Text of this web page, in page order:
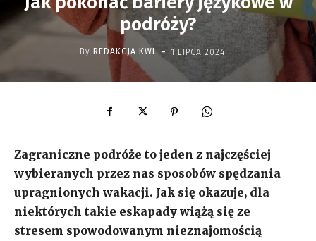
podróży?
By REDAKCJA KWL - 1 LIPCA 2024
Zagraniczne podróże to jeden z najczęściej
wybieranych przez nas sposobów spędzania
upragnionych wakacji. Jak się okazuje, dla
niektórych takie eskapady wiążą się ze
stresem spowodowanym nieznajomością